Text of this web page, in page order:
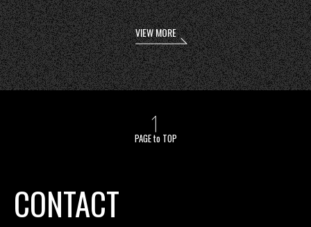
VIEW MORE
PAGE to TOP
CONTACT